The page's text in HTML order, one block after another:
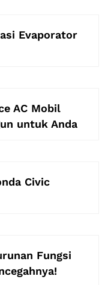
Evaporator
AC Mobil
untuk Anda
Civic
Fungsi